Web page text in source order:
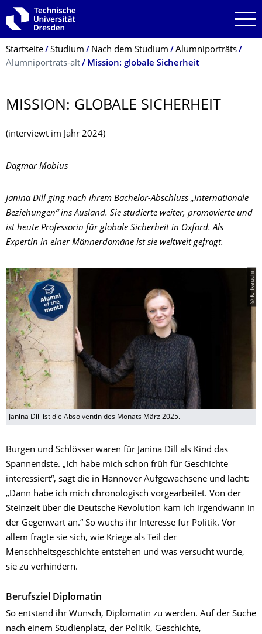
Zur Hauptnavigation springen
Zur Suche springen
Zum Inhalt springen
Breadcrumb-Menü
Startseite Studium Nach dem Studium
Alumniporträts
Alumniporträts-alt
Mission: globale Sicherheit
MISSION: GLOBALE SICHERHEIT
(interviewt im Jahr 2024)
Dagmar Möbius
Janina Dill ging nach ihrem Bachelor-Abschluss „Internationale
Beziehungen“ ins Ausland. Sie studierte weiter, promovierte und
ist heute Professorin für globale Sicherheit in Oxford. Als
Expertin in einer Männerdomäne ist sie weltweit gefragt.
© K. Ikeuchi
Janina Dill ist die Absolventin des Monats März 2025.
Burgen und Schlösser waren für Janina Dill als Kind das
Spannendste. „Ich habe mich schon früh für Geschichte
interessiert“, sagt die in Hannover Aufgewachsene und lacht:
„Dann habe ich mich chronologisch vorgearbeitet. Von der
Steinzeit über die Deutsche Revolution kam ich irgendwann in
der Gegenwart an.“ So wuchs ihr Interesse für Politik. Vor
allem fragte sie sich, wie Kriege als Teil der
Menschheitsgeschichte entstehen und was versucht wurde,
sie zu verhindern.
Berufsziel Diplomatin
So entstand ihr Wunsch, Diplomatin zu werden. Auf der Suche
nach einem Studienplatz, der Politik, Geschichte,